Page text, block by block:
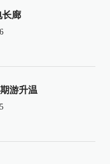
长廊
游升温